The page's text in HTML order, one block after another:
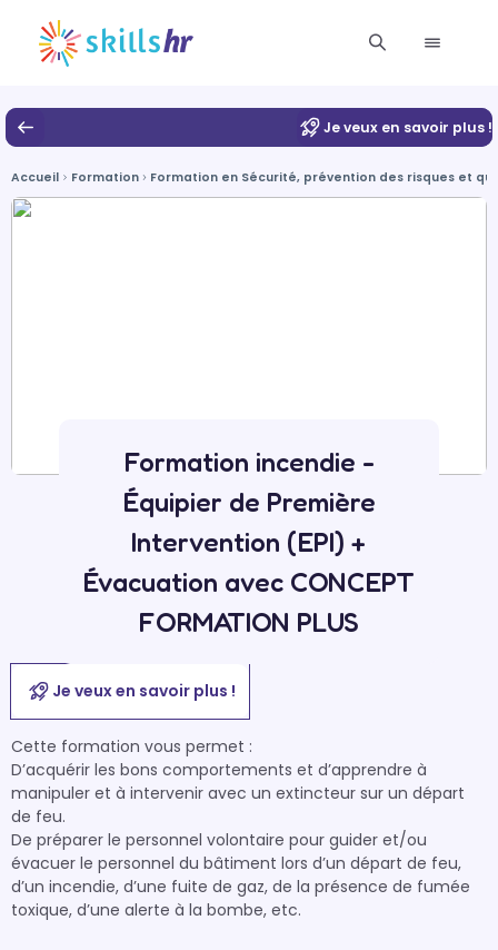
Je veux en savoir plus !
Accueil Formation Formation en Sécurité, prévention des risques et
Formation incendie -
Équipier de Première
Intervention (EPI) +
Évacuation avec CONCEPT
FORMATION PLUS
Je veux en savoir plus !
Cette formation vous permet :
D’acquérir les bons comportements et d’apprendre à
manipuler et à intervenir avec un extincteur sur un départ
de feu.
De préparer le personnel volontaire pour guider et/ou
évacuer le personnel du bâtiment lors d’un départ de feu,
d’un incendie, d’une fuite de gaz, de la présence de fumée
toxique, d’une alerte à la bombe, etc.